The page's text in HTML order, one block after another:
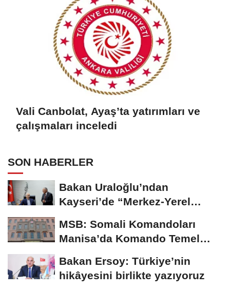
Vali Canbolat, Ayaş’ta yatırımları ve
çalışmaları inceledi
SON HABERLER
Bakan Uraloğlu’ndan
Kayseri’de “Merkez-Yerel
MSB: Somali Komandoları
Manisa’da Komando Temel
Bakan Ersoy: Türkiye’nin
hikâyesini birlikte yazıyoruz